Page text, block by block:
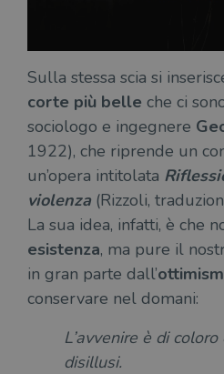
Sulla stessa scia si
corte più belle che ci
sociologo e ingegnere
1922), che riprende un
un’opera intitolata
violenza (Rizzoli,
La sua idea, infatti, è che
esistenza, ma pure il
in gran parte dall’
conservare nel domani:
L’avvenire è di
disillusi.